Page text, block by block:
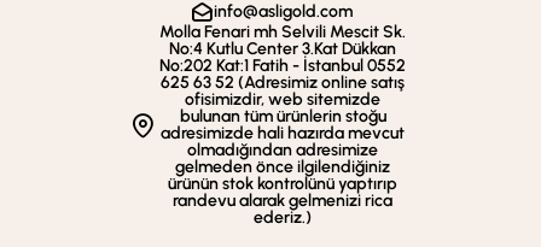
info@asligold.com
Molla Fenari mh Selvili Mescit Sk.
No:4 Kutlu Center 3.Kat Dükkan
No:202 Kat:1 Fatih - İstanbul 0552
625 63 52 (Adresimiz online satış
ofisimizdir, web sitemizde
bulunan tüm ürünlerin stoğu
adresimizde hali hazırda mevcut
olmadığından adresimize
gelmeden önce ilgilendiğiniz
ürünün stok kontrolünü yaptırıp
randevu alarak gelmenizi rica
ederiz.)